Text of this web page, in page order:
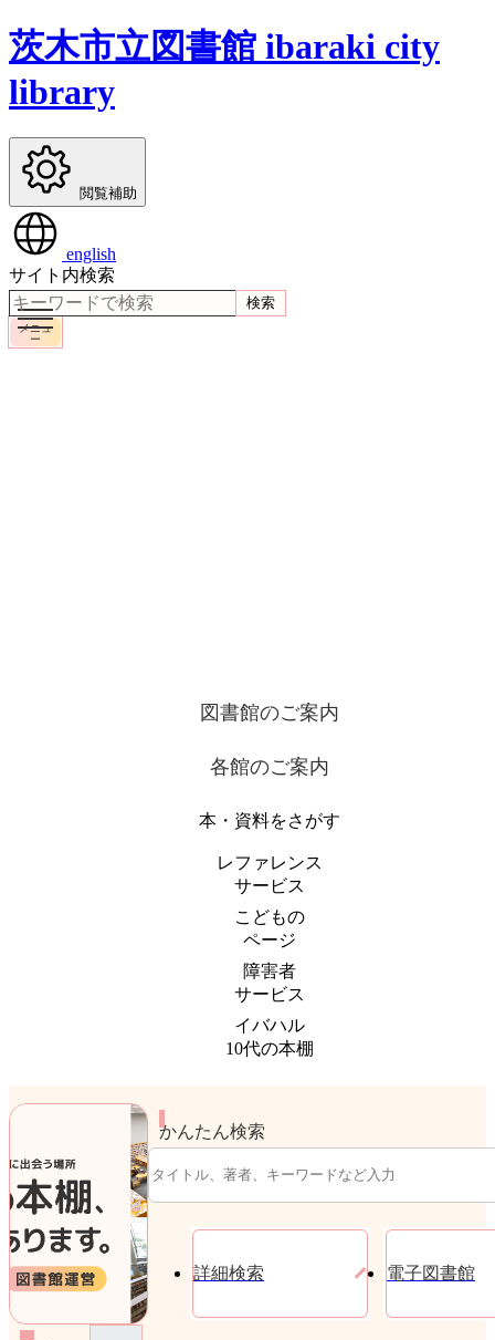
茨木市立図書館 ibaraki city
library
閲覧補助
english
サイト内検索
検索
メニュ
ー
図書館のご案内
各館のご案内
本・資料をさがす
レファレンス
サービス
こどもの
ページ
障害者
サービス
イバハル
10代の本棚
かんたん検索
詳細検索 電子図書館